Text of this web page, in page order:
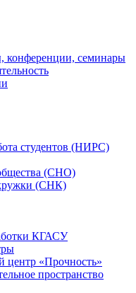
конференции, семинары
студентов (НИРС)
(СНО)
(СНК)
КГАСУ
центр «Прочность»
пространство